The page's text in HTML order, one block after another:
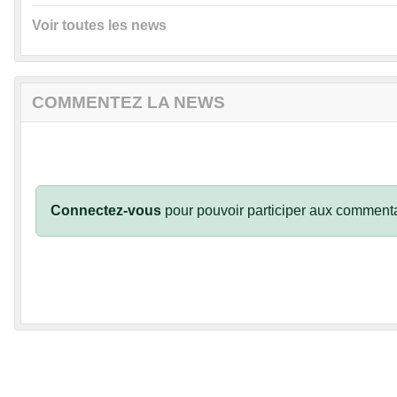
Voir toutes les news
COMMENTEZ LA NEWS
Connectez-vous pour pouvoir participer aux